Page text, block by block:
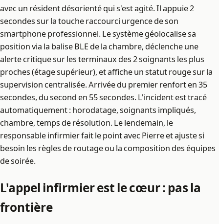
avec un résident désorienté qui s'est agité. Il appuie 2
secondes sur la touche raccourci urgence de son
smartphone professionnel. Le système géolocalise sa
position via la balise BLE de la chambre, déclenche une
alerte critique sur les terminaux des 2 soignants les plus
proches (étage supérieur), et affiche un statut rouge sur la
supervision centralisée. Arrivée du premier renfort en 35
secondes, du second en 55 secondes. L'incident est tracé
automatiquement : horodatage, soignants impliqués,
chambre, temps de résolution. Le lendemain, le
responsable infirmier fait le point avec Pierre et ajuste si
besoin les règles de routage ou la composition des équipes
de soirée.
L'appel infirmier est le cœur : pas la
frontière